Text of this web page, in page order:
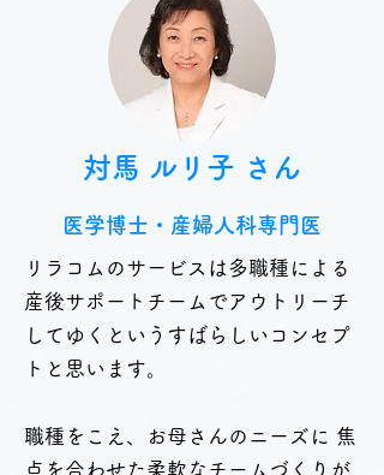
対馬 ルリ子 さん
医学博士・産婦人科専門医
リラコムのサービスは多職種による
産後サポートチームでアウトリーチ
してゆくというすばらしいコンセプ
トと思います。
職種をこえ、お母さんのニーズに 焦
点を合わせた柔軟なチームづくりが